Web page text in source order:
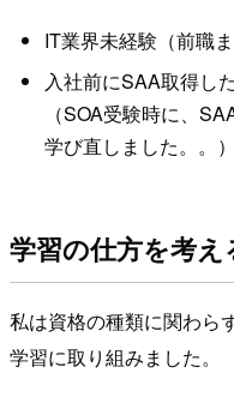
IT業界未経験（前職
入社前にSAA取得し
（SOA受験時に、
学び直しました。。）
学習の仕方を考え
私は資格の種類に関わら
学習に取り組みました。